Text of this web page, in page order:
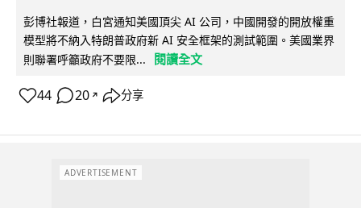
彭博社報道，白宮通知美國頂尖 AI 公司，中國開發的開放權重
模型將不納入特朗普政府新 AI 安全框架的測試範圍。美國業界
則聯署呼籲政府不要限...
閱讀全文
44 20 ↗ 分享
ADVERTISEMENT